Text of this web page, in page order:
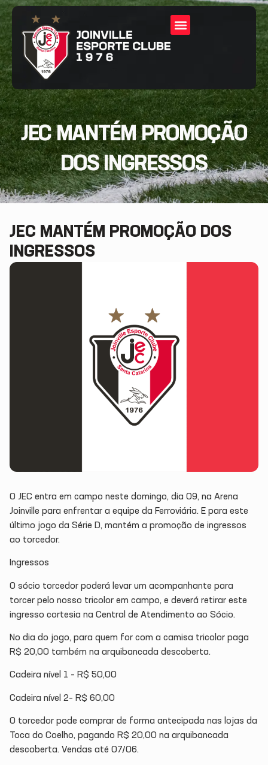
JEC MANTÉM PROMOÇÃO
DOS INGRESSOS
JEC MANTÉM PROMOÇÃO DOS
INGRESSOS
O JEC entra em campo neste domingo, dia 09, na Arena
Joinville para enfrentar a equipe da Ferroviária. E para este
último jogo da Série D, mantém a promoção de ingressos
ao torcedor.
Ingressos
O sócio torcedor poderá levar um acompanhante para
torcer pelo nosso tricolor em campo, e deverá retirar este
ingresso cortesia na Central de Atendimento ao Sócio.
No dia do jogo, para quem for com a camisa tricolor paga
R$ 20,00 também na arquibancada descoberta.
Cadeira nível 1 – R$ 50,00
Cadeira nível 2– R$ 60,00
O torcedor pode comprar de forma antecipada nas lojas da
Toca do Coelho, pagando R$ 20,00 na arquibancada
descoberta. Vendas até 07/06.